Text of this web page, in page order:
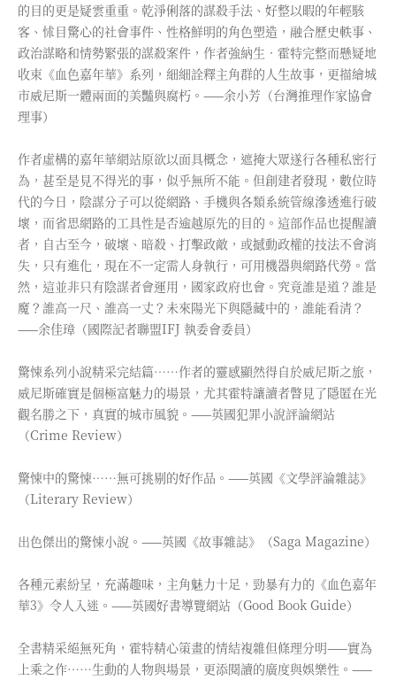
的目的更是疑雲重重。乾淨俐落的謀殺手法、好整以暇的年輕駭
客、怵目驚心的社會事件、性格鮮明的角色塑造，融合歷史軼事、
政治謀略和情勢緊張的謀殺案件，作者強納生．霍特完整而懸疑地
收束《血色嘉年華》系列，細細詮釋主角群的人生故事，更描繪城
市威尼斯一體兩面的美豔與腐朽。——余小芳（台灣推理作家協會
理事）
作者虛構的嘉年華網站原欲以面具概念，遮掩大眾遂行各種私密行
為，甚至是見不得光的事，似乎無所不能。但創建者發現，數位時
代的今日，陰謀分子可以從網路、手機與各類系統管線滲透進行破
壞，而省思網路的工具性是否逾越原先的目的。這部作品也提醒讀
者，自古至今，破壞、暗殺、打擊政敵，或撼動政權的技法不會消
失，只有進化，現在不一定需人身執行，可用機器與網路代勞。當
然，這並非只有陰謀者會運用，國家政府也會。究竟誰是道？誰是
魔？誰高一尺、誰高一丈？未來陽光下與隱藏中的，誰能看清？
——余佳璋（國際記者聯盟IFJ 執委會委員）
驚悚系列小說精采完結篇……作者的靈感顯然得自於威尼斯之旅，
威尼斯確實是個極富魅力的場景，尤其霍特讓讀者瞥見了隱匿在光
觀名勝之下，真實的城市風貌。——英國犯罪小說評論網站
（Crime Review）
驚悚中的驚悚……無可挑剔的好作品。——英國《文學評論雜誌》
（Literary Review）
出色傑出的驚悚小說。——英國《故事雜誌》（Saga Magazine）
各種元素紛呈，充滿趣味，主角魅力十足，勁暴有力的《血色嘉年
華3》令人入迷。——英國好書導覽網站（Good Book Guide）
全書精采絕無死角，霍特精心策畫的情結複雜但條理分明——實為
上乘之作……生動的人物與場景，更添閱讀的廣度與娛樂性。——